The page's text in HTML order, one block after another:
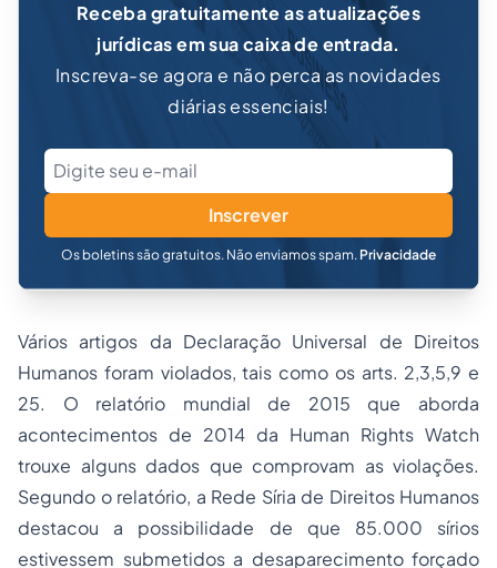
Receba gratuitamente as atualizações
jurídicas em sua caixa de entrada.
Inscreva-se agora e não perca as novidades
diárias essenciais!
Inscrever
Os boletins são gratuitos. Não enviamos spam. Privacidade
Vários artigos da Declaração Universal de Direitos
Humanos foram violados, tais como os arts. 2,3,5,9 e
25. O relatório mundial de 2015 que aborda
acontecimentos de 2014 da Human Rights Watch
trouxe alguns dados que comprovam as violações.
Segundo o relatório, a Rede Síria de Direitos Humanos
destacou a possibilidade de que 85.000 sírios
estivessem submetidos a desaparecimento forçado